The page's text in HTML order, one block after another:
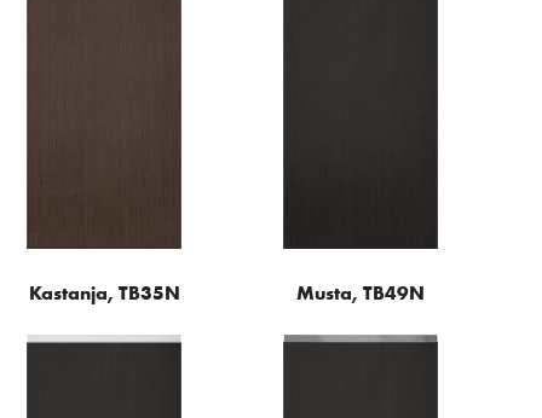
Kastanja, TB35N Musta, TB49N